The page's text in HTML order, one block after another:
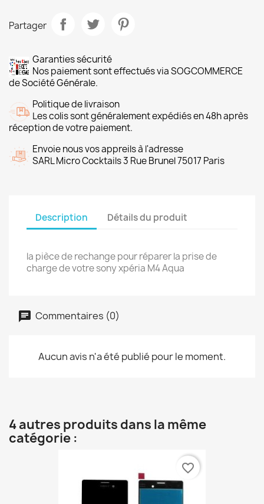
Partager
Garanties sécurité
Nos paiement sont effectués via SOGCOMMERCE
de Société Générale.
Politique de livraison
Les colis sont généralement expédiés en 48h après
réception de votre paiement.
Envoie nous vos appreils à l'adresse
SARL Micro Cocktails 3 Rue Brunel 75017 Paris
Description Détails du produit
la pièce de rechange pour réparer la prise de
charge de votre sony xpéria M4 Aqua
Commentaires (0)
Aucun avis n'a été publié pour le moment.
4 autres produits dans la même
catégorie :
favorite_border